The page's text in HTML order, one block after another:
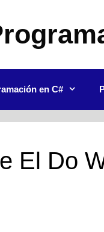
en C#
El Do